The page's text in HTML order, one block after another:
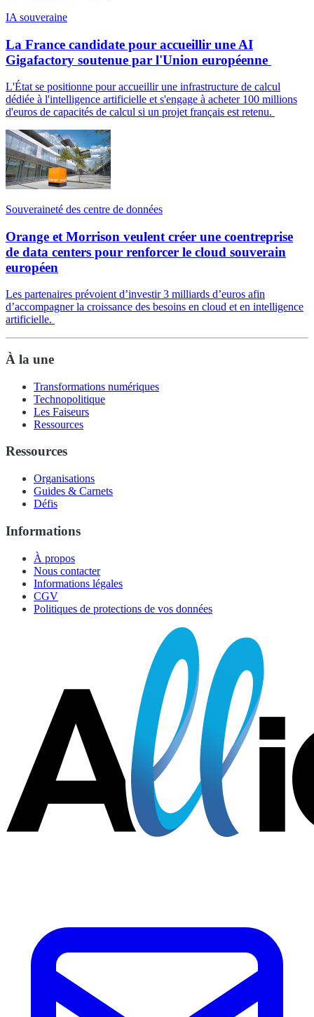
IA souveraine
La France candidate pour accueillir une AI
Gigafactory soutenue par l'Union européenne
L'État se positionne pour accueillir une infrastructure de calcul
dédiée à l'intelligence artificielle et s'engage à acheter 100 millions
d'euros de capacités de calcul si un projet français est retenu.
Souveraineté des centre de données
Orange et Morrison veulent créer une coentreprise
de data centers pour renforcer le cloud souverain
européen
Les partenaires prévoient d’investir 3 milliards d’euros afin
d’accompagner la croissance des besoins en cloud et en intelligence
artificielle.
À la une
Transformations numériques
Technopolitique
Les Faiseurs
Ressources
Ressources
Organisations
Guides & Carnets
Défis
Informations
À propos
Nous contacter
Informations légales
CGV
Politiques de protections de vos données